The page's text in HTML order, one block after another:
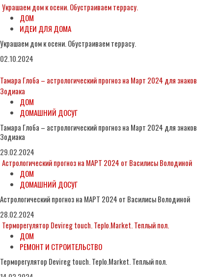
Украшаем дом к осени. Обустраиваем террасу.
ДОМ
ИДЕИ ДЛЯ ДОМА
Украшаем дом к осени. Обустраиваем террасу.
02.10.2024
Тамара Глоба – астрологический прогноз на Март 2024 для знаков
Зодиака
ДОМ
ДОМАШНИЙ ДОСУГ
Тамара Глоба – астрологический прогноз на Март 2024 для знаков
Зодиака
29.02.2024
Астрологический прогноз на МАРТ 2024 от Василисы Володиной
ДОМ
ДОМАШНИЙ ДОСУГ
Астрологический прогноз на МАРТ 2024 от Василисы Володиной
28.02.2024
Терморегулятор Devireg touch. Teplo.Market. Теплый пол.
ДОМ
РЕМОНТ И СТРОИТЕЛЬСТВО
Терморегулятор Devireg touch. Teplo.Market. Теплый пол.